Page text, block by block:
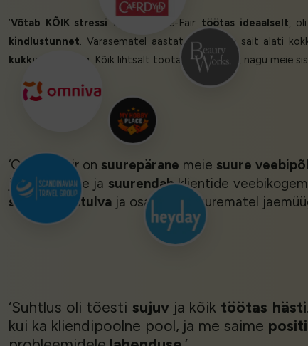
‘Võtab KÕIK stressi välja! Queue-Fair töötas ideaalselt, oli
kindlustunnet. Varasematel aastatel on meie sait alati
kukkunud kokku . Kõik lihtsalt töötas, täpselt nii, nagu meie
‘Queue-Fair on suurepärane meie suure
järjepidevuse ja suurendabklientide
suurt liiklustulva ja osalemist suurematel
‘Suhtlus oli tõesti sujuvja kõik töötas hästi
kui ka kliendipoolne pool, ja me saime